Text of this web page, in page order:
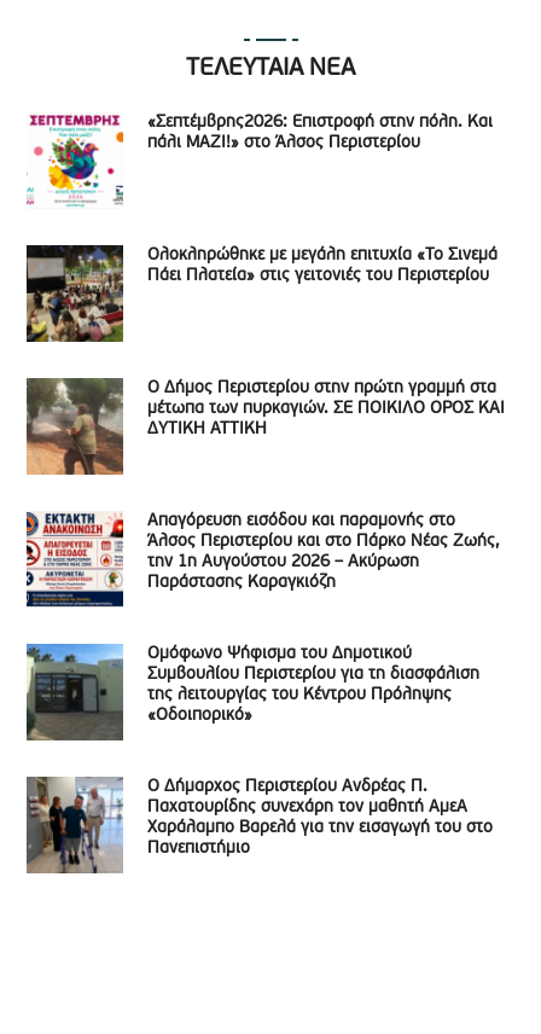
ΤΕΛΕΥΤΑΙΑ ΝΕΑ
«Σεπτέμβρης2026: Επιστροφή στην πόλη. Και
πάλι ΜΑΖΙ!» στο Άλσος Περιστερίου
Ολοκληρώθηκε με μεγάλη επιτυχία «Το Σινεμά
Πάει Πλατεία» στις γειτονιές του Περιστερίου
Ο Δήμος Περιστερίου στην πρώτη γραμμή στα
μέτωπα των πυρκαγιών. ΣΕ ΠΟΙΚΙΛΟ ΟΡΟΣ ΚΑΙ
ΔΥΤΙΚΗ ΑΤΤΙΚΗ
Απαγόρευση εισόδου και παραμονής στο
Άλσος Περιστερίου και στο Πάρκο Νέας Ζωής,
την 1η Αυγούστου 2026 – Ακύρωση
Παράστασης Καραγκιόζη
Ομόφωνο Ψήφισμα του Δημοτικού
Συμβουλίου Περιστερίου για τη διασφάλιση
της λειτουργίας του Κέντρου Πρόληψης
«Οδοιπορικό»
Ο Δήμαρχος Περιστερίου Ανδρέας Π.
Παχατουρίδης συνεχάρη τον μαθητή ΑμεΑ
Χαράλαμπο Βαρελά για την εισαγωγή του στο
Πανεπιστήμιο